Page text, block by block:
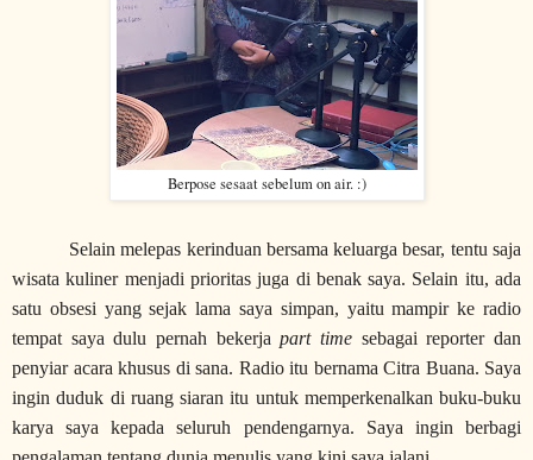
Berpose sesaat sebelum on air. :)
Selain melepas kerinduan bersama keluarga besar, tentu saja
wisata kuliner menjadi prioritas juga di benak saya. Selain itu, ada
satu obsesi yang sejak lama saya simpan, yaitu mampir ke radio
tempat saya dulu pernah bekerjapart time sebagai reporter dan
penyiar acara khusus di sana. Radio itu bernama Citra Buana. Saya
ingin duduk di ruang siaran itu untuk memperkenalkan buku-buku
karya saya kepada seluruh pendengarnya. Saya ingin berbagi